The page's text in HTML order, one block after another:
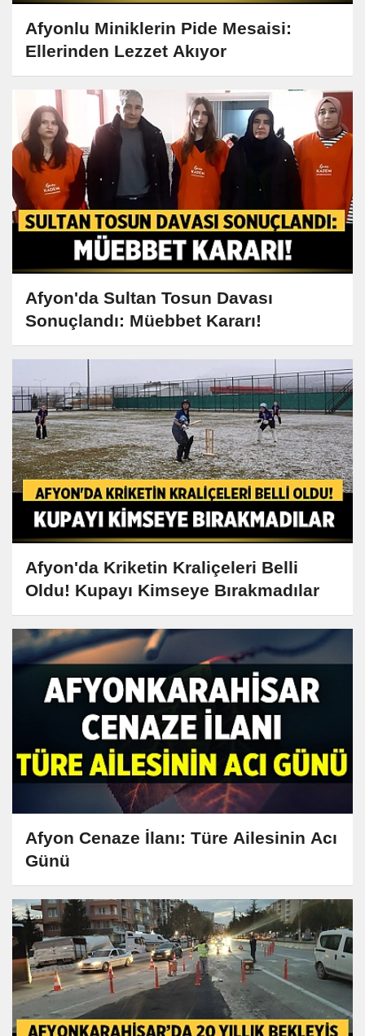
Afyonlu Miniklerin Pide Mesaisi:
Ellerinden Lezzet Akıyor
Afyon'da Sultan Tosun Davası
Sonuçlandı: Müebbet Kararı!
Afyon'da Kriketin Kraliçeleri Belli
Oldu! Kupayı Kimseye Bırakmadılar
Afyon Cenaze İlanı: Türe Ailesinin Acı
Günü